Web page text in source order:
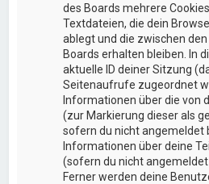
des Boards mehrere
Textdateien, die dein
ablegt und die zwischen
Boards erhalten bleiben. In
aktuelle ID deiner Sitzung
Seitenaufrufe zugeordnet
Informationen über die von
(zur Markierung dieser als
sofern du nicht angemeldet
Informationen über deine
(sofern du nicht
Ferner werden deine